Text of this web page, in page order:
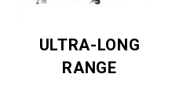
ULTRA-LONG
RANGE